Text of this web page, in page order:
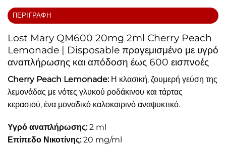
ΠΕΡΙΓΡΑΦΉ
Lost Mary QM600 20mg 2ml Cherry Peach
Lemonade | Disposable προγεμισμένο με υγρό
αναπλήρωσης και απόδοση έως 600 εισπνοές
Cherry Peach Lemonade:Η κλασική, ζουμερή γεύση της
λεμονάδας με νότες γλυκού ροδάκινου και τάρτας
κερασιού, ένα μοναδικό καλοκαιρινό αναψυκτικό.
Υγρό αναπλήρωσης:2 ml
Επίπεδο Νικοτίνης:20 mg/ml